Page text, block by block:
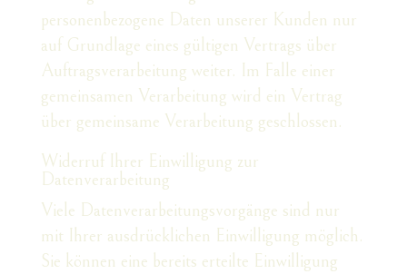
personenbezogene Daten unserer Kunden nur
auf Grundlage eines gültigen Vertrags über
Auftragsverarbeitung weiter. Im Falle einer
gemeinsamen Verarbeitung wird ein Vertrag
über gemeinsame Verarbeitung geschlossen.
Widerruf Ihrer Einwilligung zur
Datenverarbeitung
Viele Datenverarbeitungsvorgänge sind nur
mit Ihrer ausdrücklichen Einwilligung möglich.
Sie können eine bereits erteilte Einwilligung